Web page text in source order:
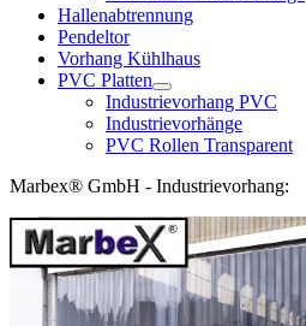
Hallenabtrennung
Pendeltor
Vorhang Kühlhaus
PVC Platten
Industrievorhang PVC
Industrievorhänge
PVC Rollen Transparent
Marbex® GmbH - Industrievorhang: